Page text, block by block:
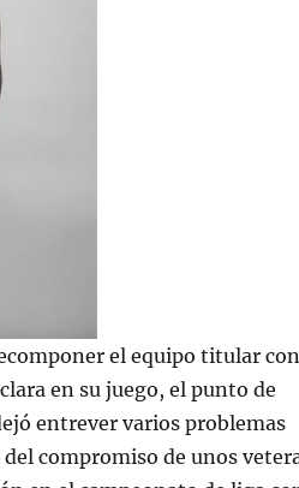
el equipo titular con
en su juego, el punto de
entrever varios problemas
compromiso de unos